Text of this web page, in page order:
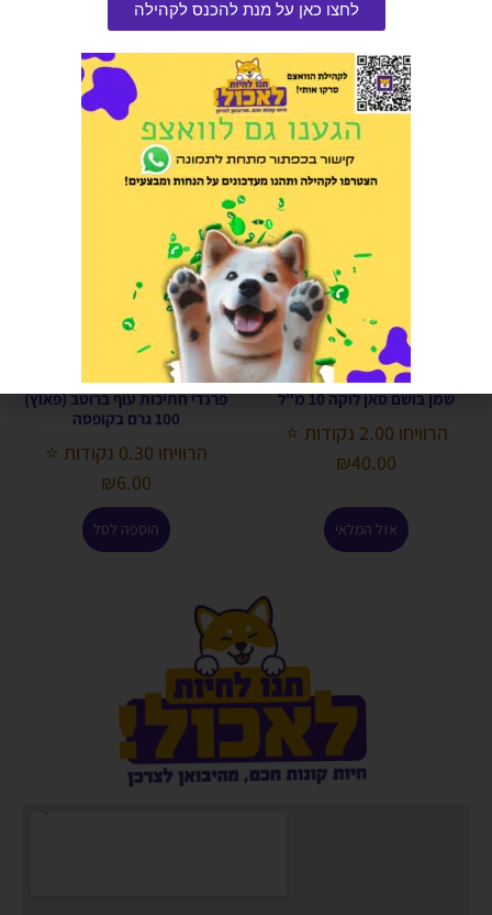
אזל המלאי
₪ 35.00
אזל המלאי
שמן בושם סאן לוקה 10 מ"ל
הרוויחו 2.00 נקודות ⭐
₪40.00
אזל המלאי
פרנדי חתיכות עוף ברוטב (פאוץ)
100 גרם בקופסה
הרוויחו 0.30 נקודות ⭐
₪6.00
הוספה לסל
לחצו כאן על מנת להכנס לקהילה